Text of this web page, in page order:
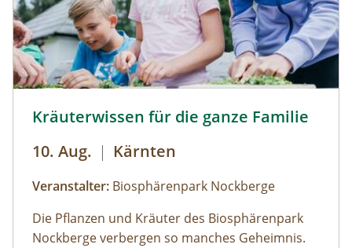
Kräuterwissen für die ganze Familie
10. Aug. | Kärnten
Veranstalter: Biosphärenpark Nockberge
Die Pflanzen und Kräuter des Biosphärenpark
Nockberge verbergen so manches Geheimnis.